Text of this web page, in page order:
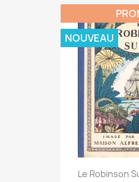
Le Robinson
NOUVEAU